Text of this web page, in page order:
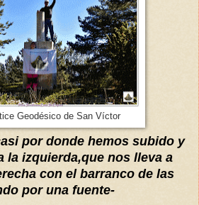
Geodésico de San Víctor
por donde hemos subido y
la izquierda,que nos lleva a
con el barranco de las
por una fuente-